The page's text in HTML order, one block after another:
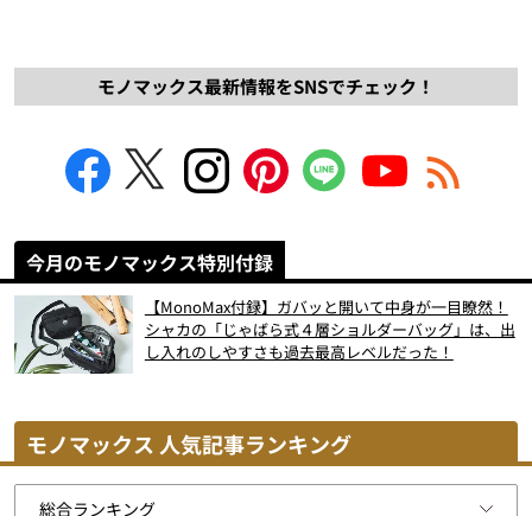
モノマックス最新情報をSNSでチェック！
今月のモノマックス特別付録
【MonoMax付録】ガバッと開いて中身が一目瞭然！
シャカの「じゃばら式４層ショルダーバッグ」は、出
し入れのしやすさも過去最高レベルだった！
モノマックス 人気記事ランキング